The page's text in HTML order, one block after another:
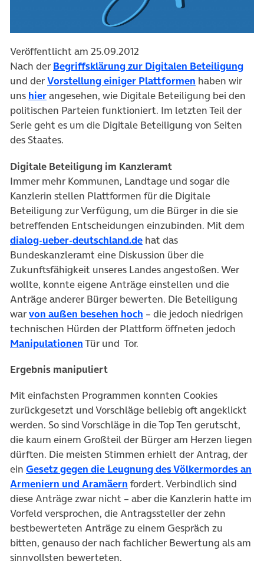
Veröffentlicht am 25.09.2012
Nach der Begriffsklärung zur Digitalen Beteiligung
und derVorstellung einiger Plattformen haben wir
uns hierangesehen, wie Digitale Beteiligung bei den
politischen Parteien funktioniert. Im letzten Teil der
Serie geht es um die Digitale Beteiligung von Seiten
des Staates.
Digitale Beteiligung im Kanzleramt
Immer mehr Kommunen, Landtage und sogar die
Kanzlerin stellen Plattformen für die Digitale
Beteiligung zur Verfügung, um die Bürger in die sie
betreffenden Entscheidungen einzubinden. Mit dem
dialog-ueber-deutschland.de hat das
Bundeskanzleramt eine Diskussion über die
Zukunftsfähigkeit unseres Landes angestoßen. Wer
wollte, konnte eigene Anträge einstellen und die
Anträge anderer Bürger bewerten. Die Beteiligung
warvon außen besehen hoch – die jedoch niedrigen
technischen Hürden der Plattform öffneten jedoch
ManipulationenTür und Tor.
Ergebnis manipuliert
Mit einfachsten Programmen konnten Cookies
zurückgesetzt und Vorschläge beliebig oft angeklickt
werden. So sind Vorschläge in die Top Ten gerutscht,
die kaum einem Großteil der Bürger am Herzen liegen
dürften. Die meisten Stimmen erhielt der Antrag, der
ein Gesetz gegen die Leugnung des Völkermordes an
Armeniern und Aramäern fordert. Verbindlich sind
diese Anträge zwar nicht – aber die Kanzlerin hatte im
Vorfeld versprochen, die Antragssteller der zehn
bestbewerteten Anträge zu einem Gespräch zu
bitten, genauso der nach fachlicher Bewertung als am
sinnvollsten bewerteten.